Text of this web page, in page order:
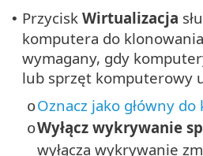
• Przycisk Wirtualizacja
komputera do
wymagany, gdy
lub sprzęt komputerowy
oOznacz jako główny
oWyłącz wykrywanie
wyłącza wykrywanie